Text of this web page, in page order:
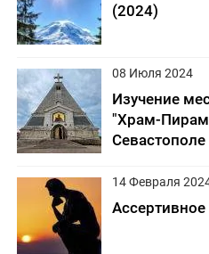
(2024)
08 Июля 2024
Изучение
"Храм-
Севастополе
14 Февраля